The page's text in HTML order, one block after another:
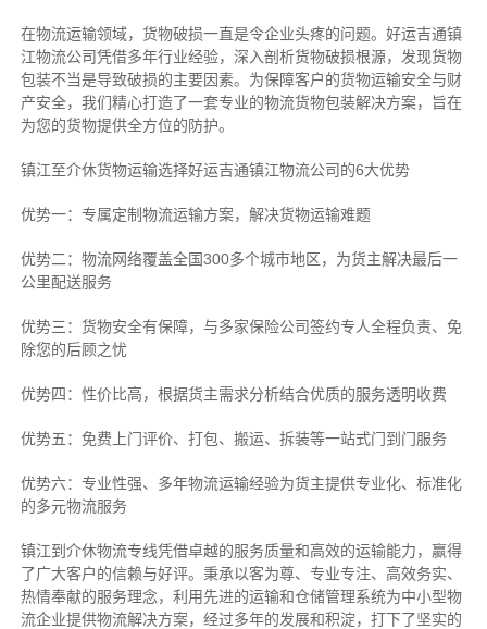
在物流运输领域，货物破损一直是令企业头疼的问题。好运吉通镇
江物流公司凭借多年行业经验，深入剖析货物破损根源，发现货物
包装不当是导致破损的主要因素。为保障客户的货物运输安全与财
产安全，我们精心打造了一套专业的物流货物包装解决方案，旨在
为您的货物提供全方位的防护。
镇江至介休货物运输选择好运吉通镇江物流公司的6大优势
优势一：专属定制物流运输方案，解决货物运输难题
优势二：物流网络覆盖全国300多个城市地区，为货主解决最后一
公里配送服务
优势三：货物安全有保障，与多家保险公司签约专人全程负责、免
除您的后顾之忧
优势四：性价比高，根据货主需求分析结合优质的服务透明收费
优势五：免费上门评价、打包、搬运、拆装等一站式门到门服务
优势六：专业性强、多年物流运输经验为货主提供专业化、标准化
的多元物流服务
镇江到介休物流专线凭借卓越的服务质量和高效的运输能力，赢得
了广大客户的信赖与好评。 秉承以客为尊、专业专注、高效务实、
热情奉献的服务理念，利用先进的运输和仓储管理系统为中小型物
流企业提供物流解决方案，经过多年的发展和积淀，打下了坚实的